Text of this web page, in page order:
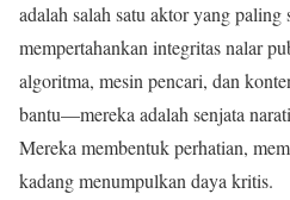
adalah salah satu aktor yang paling
mempertahankan integritas nalar
algoritma, mesin pencari, dan
bantu—mereka adalah senjata
Mereka membentuk perhatian,
kadang menumpulkan daya kritis.